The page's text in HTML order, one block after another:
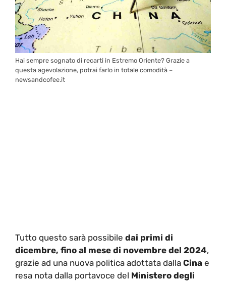
Hai sempre sognato di recarti in Estremo Oriente? Grazie a
questa agevolazione, potrai farlo in totale comodità –
newsandcofee.it
Tutto questo sarà possibile dai primi di
dicembre, fino al mese di novembre del 2024,
grazie ad una nuova politica adottata dalla Cina e
resa nota dalla portavoce del Ministero degli